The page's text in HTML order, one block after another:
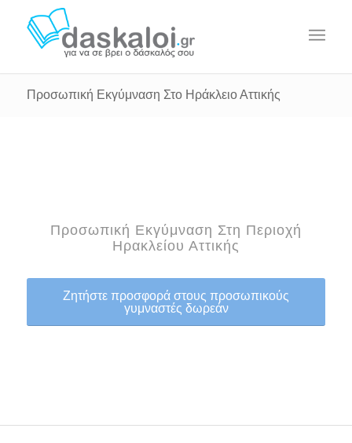
Προσωπική Εκγύμναση Στο Ηράκλειο Αττικής
Προσωπική Εκγύμναση Στη Περιοχή
Ηρακλείου Αττικής
Ζητήστε προσφορά στους προσωπικούς
γυμναστές δωρεάν